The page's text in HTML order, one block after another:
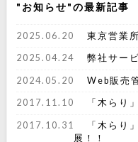
お知らせ の最新記事
2025.06.20 東京営業
2025.04.24 弊社サー
2024.05.20 Web販売
2017.11.10 「木らり
2017.10.31
「木らり
展！！